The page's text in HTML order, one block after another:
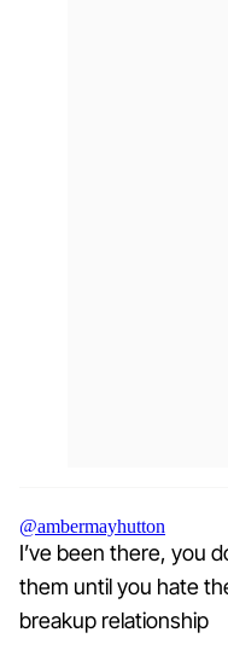
@ambermayhutton
I’ve been there, you
them until you hate
breakup relationship